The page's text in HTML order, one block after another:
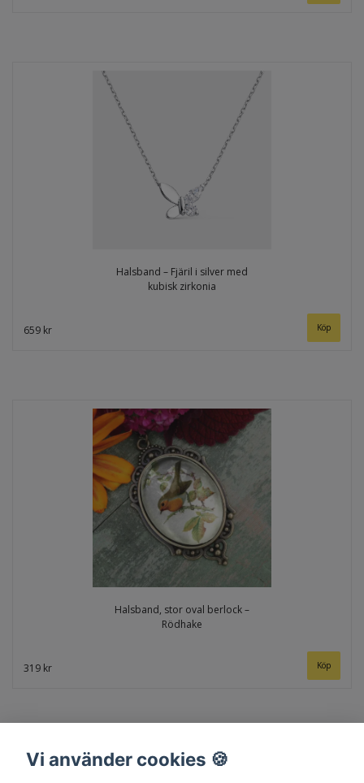
Halsband – Fjäril i silver med
kubisk zirkonia
659 kr
Halsband, stor oval berlock –
Rödhake
319 kr
Vi använder cookies 🍪